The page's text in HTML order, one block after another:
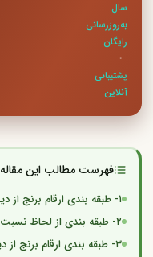
سال
به‌روزرسانی
رایگان
·
پشتیبانی
آنلاین
فهرست مطالب این مقاله
۱- طبقه بندی ارقام برنج از دیدگاه آماری
۲- طبقه بندی از لحاظ نسبت طول و قطر دانه
۳- طبقه بندی ارقام برنج از دیدگاه تجاری